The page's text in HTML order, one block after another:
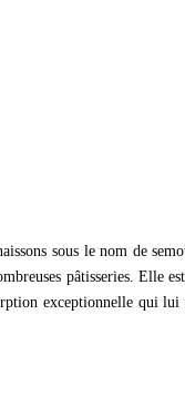
sous le nom de
pâtisseries. Elle
exceptionnelle qui